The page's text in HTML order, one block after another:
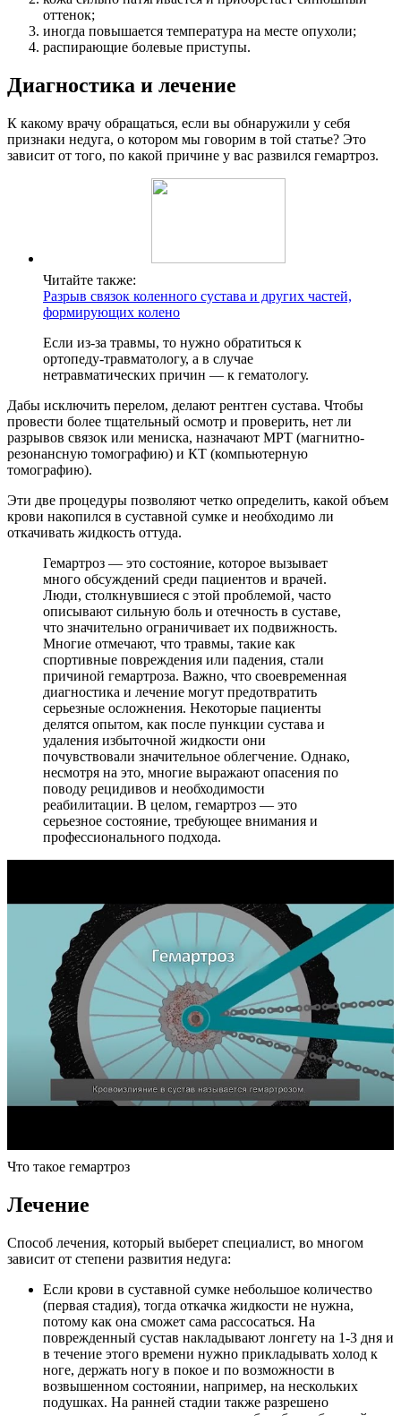
оттенок;
иногда повышается температура на месте опухоли;
распирающие болевые приступы.
Диагностика и лечение
К какому врачу обращаться, если вы обнаружили у себя
признаки недуга, о котором мы говорим в той статье? Это
зависит от того, по какой причине у вас развился гемартроз.
Читайте также:
Разрыв связок коленного сустава и других частей,
формирующих колено
Если из-за травмы, то нужно обратиться к
ортопеду-травматологу, а в случае
нетравматических причин — к гематологу.
Дабы исключить перелом, делают рентген сустава. Чтобы
провести более тщательный осмотр и проверить, нет ли
разрывов связок или мениска, назначают МРТ (магнитно-
резонансную томографию) и КТ (компьютерную
томографию).
Эти две процедуры позволяют четко определить, какой объем
крови накопился в суставной сумке и необходимо ли
откачивать жидкость оттуда.
Гемартроз — это состояние, которое вызывает
много обсуждений среди пациентов и врачей.
Люди, столкнувшиеся с этой проблемой, часто
описывают сильную боль и отечность в суставе,
что значительно ограничивает их подвижность.
Многие отмечают, что травмы, такие как
спортивные повреждения или падения, стали
причиной гемартроза. Важно, что своевременная
диагностика и лечение могут предотвратить
серьезные осложнения. Некоторые пациенты
делятся опытом, как после пункции сустава и
удаления избыточной жидкости они
почувствовали значительное облегчение. Однако,
несмотря на это, многие выражают опасения по
поводу рецидивов и необходимости
реабилитации. В целом, гемартроз — это
серьезное состояние, требующее внимания и
профессионального подхода.
Что такое гемартроз
Лечение
Способ лечения, который выберет специалист, во многом
зависит от степени развития недуга:
Если крови в суставной сумке небольшое количество
(первая стадия), тогда откачка жидкости не нужна,
потому как она сможет сама рассосаться. На
поврежденный сустав накладывают лонгету на 1-3 дня и
в течение этого времени нужно прикладывать холод к
ноге, держать ногу в покое и по возможности в
возвышенном состоянии, например, на нескольких
подушках. На ранней стадии также разрешено